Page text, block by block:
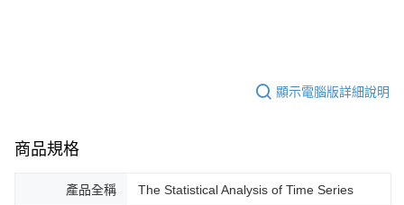
顯示電腦版詳細說明
商品規格
產品全稱 The Statistical Analysis of Time Series